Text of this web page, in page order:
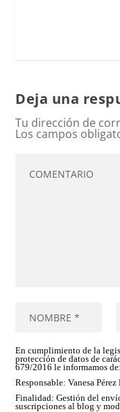
Deja una
Tu dirección de
Los campos
En cumplimiento de la
protección de datos de
679/2016 le informamos de:
Responsable: Vanesa
Finalidad: Gestión del
suscripciones al blog y